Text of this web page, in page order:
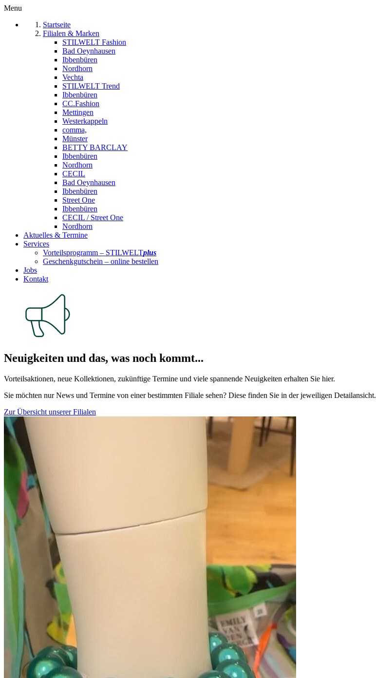
Menu
Startseite
Filialen & Marken
STILWELT Fashion
Bad Oeynhausen
Ibbenbüren
Nordhorn
Vechta
STILWELT Trend
Ibbenbüren
CC.Fashion
Mettingen
Westerkappeln
comma,
Münster
BETTY BARCLAY
Ibbenbüren
Nordhorn
CECIL
Bad Oeynhausen
Ibbenbüren
Street One
Ibbenbüren
CECIL / Street One
Nordhorn
Aktuelles & Termine
Services
Vorteilsprogramm – STILWELTplus
Geschenkgutschein – online bestellen
Jobs
Kontakt
Neuigkeiten und das, was noch kommt...
Vorteilsaktionen, neue Kollektionen, zukünftige Termine und viele spannende Neuigkeiten erhalten Sie hier.
Sie möchten nur News und Termine von einer bestimmten Filiale sehen? Diese finden Sie in der jeweiligen Detailansicht.
Zur Übersicht unserer Filialen